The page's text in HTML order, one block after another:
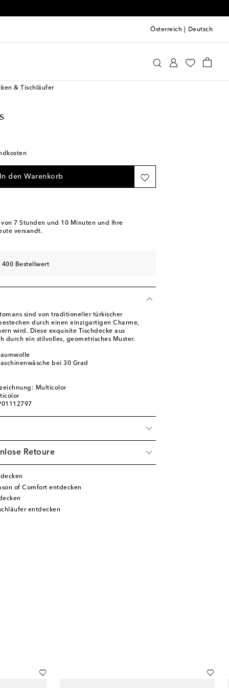
Österreich Deutsch
& Tischläufer
In den Warenkorb
7 Stunden und 10 Minuten und Ihre
versandt.
400 Bestellwert
sind von traditioneller türkischer
durch einen einzigartigen Charme,
wird. Diese exquisite Tischdecke aus
durch ein stilvolles, geometrisches Muster.
bei 30 Grad
Multicolor
Retoure
of Comfort entdecken
entdecken